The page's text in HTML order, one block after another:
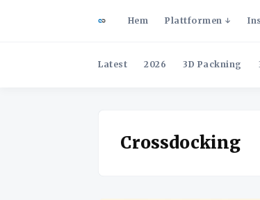
Hem Plattformen
Latest 2026 3D Packning
Crossdocking